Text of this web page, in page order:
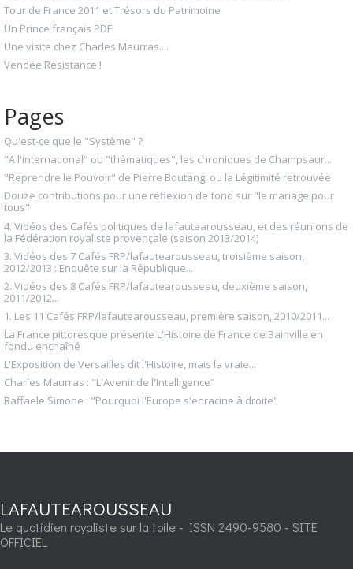
Tour de France 2011 et Trésors du Patrimoine
Un Prince français PDF
Une visite chez Charles Maurras....
Vendée Résistance !
Pages
Qu'est-ce que le "Système" ?
"A l'international" ou "thématiques", les chroniques de Champsaur...
"Reprendre le Pouvoir" de Pierre Boutang, ou la Légitimité retrouvée
Douze contributions pour une réflexion de fond sur "le mariage pour
tous"
4. Vidéos des Cafés politiques de lafautearousseau, et des réunions de
la Fédération royaliste provençale (saison 2013/2014)
3. Vidéos des 7 Cafés FRP/lafautearousseau, troisième saison,
2012/2013 : Enquête sur la République...
2. Vidéos des 8 Cafés FRP/lafautearousseau, deuxième saison,
2011/2012...
1. Les 11 Cafés FRP/lafautearousseau, première saison, 2010/2011...
La France pittoresque présente L'Histoire de France de Bainville en
fondu enchaîné
L'Exposition de Versailles dit l'Histoire, mais la vraie...
Charles Maurras : "L'Avenir de l'Intelligence"
Raffaele Simone : "Pourquoi l'Europe s'enracine à droite"
LAFAUTEAROUSSEAU
Le quotidien royaliste sur la toile - ISSN 2490-9580 - SITE
OFFICIEL